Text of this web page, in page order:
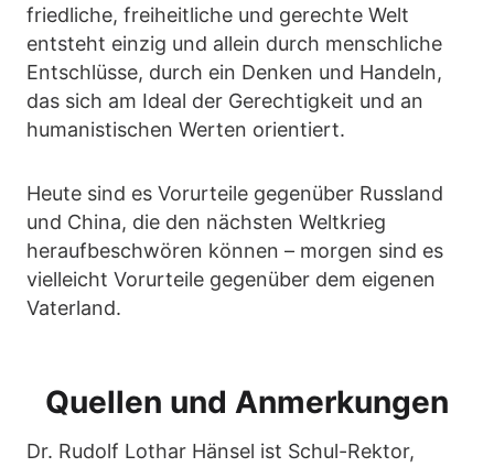
friedliche, freiheitliche und gerechte Welt
entsteht einzig und allein durch menschliche
Entschlüsse, durch ein Denken und Handeln,
das sich am Ideal der Gerechtigkeit und an
humanistischen Werten orientiert.
Heute sind es Vorurteile gegenüber Russland
und China, die den nächsten Weltkrieg
heraufbeschwören können – morgen sind es
vielleicht Vorurteile gegenüber dem eigenen
Vaterland.
Quellen und Anmerkungen
Dr. Rudolf Lothar Hänsel ist Schul-Rektor,